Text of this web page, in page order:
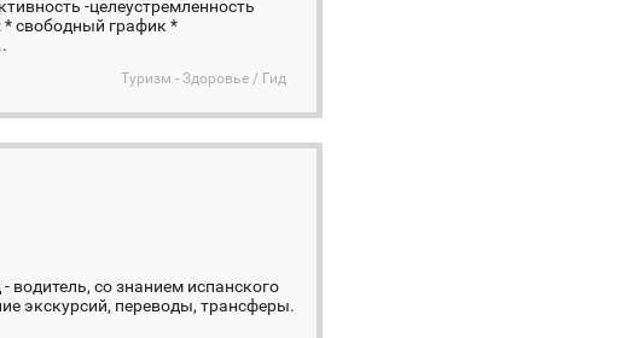
-целеустремленность
* свободный график *
Туризм - Здоровье / Гид
водитель, со знанием испанского
экскурсий, переводы, трансферы.